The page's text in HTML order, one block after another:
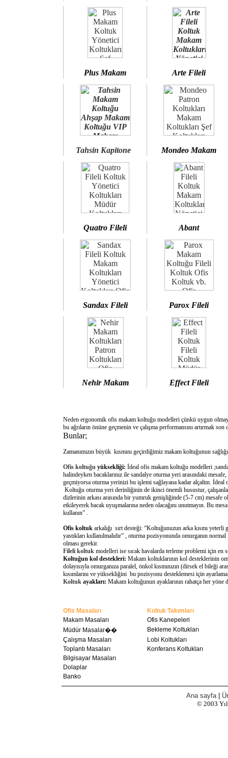
Plus Makam Arte Fileli
Tahsin Kapitone Mondeo Makam
Quatro Fileli Abant
Sandax Fileli Parox Fileli
Nehir Makam Effect Fileli
Neden ergonomik ofis makam koltuğu modelleri çünkü uygun
bu ağrıların önüne geçmenin ve çalışma performansını artırmak
Bunlar;
Zamanımızın büyük kısmını geçirdiğimiz makam koltuğunun
Ofis koltuğu yüksekliği: İdeal ofis makam koltuğu modelleri
halindeyken bacaklarınız ile sandalye oturma yeri arasındaki
geçmiyorsa oturma yerinizi bu işlemi sağlayana kadar alçaltın.
Koltuğu oturma yeri derinliğinin de ikinci önemli husustur,
dizlerinin arkası arasında bir yumruk genişliğinde (5-7 cm) mesafe
etkileyerek bacak uyuşmalarına neden olacağını unutmayın. Bu
kullanın” .
Ofis koltuk arkalığı sırt desteği: “Koltuğunuzun arka kısmı
yastıkları kullanılmalıdır” , oturma pozisyonunda omurganın
olması gerekir.
Fileli koltuk modelleri ise sıcak havalarda terleme problemi için
Koltuğun kol destekleri: Makam koltuklarının kol desteklerinin
dolayısıyla omurganıza paralel, önkol kısmınızın (dirsek el bileği
kısımlarını ve yüksekliğini bu pozisyonu desteklemesi için
Koltuk ayakları: Makam koltuğunun ayaklarının rahatça her
Ofis Masaları
Koltuk Takımları
Makam Masaları
Ofis Kanepeleri
Müdür Masalar��
Bekleme Koltukları
Çalışma Masaları
Lobi Koltukları
Toplantı Masaları
Konferans Koltukları
Bilgisayar Masaları
Dolaplar
Banko
Ana sayfa
© 2003